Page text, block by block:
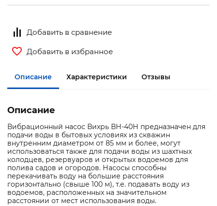
Добавить в сравнение
Добавить в избранное
Описание Характеристики Отзывы
Описание
Вибрационный насос Вихрь ВН-40Н предназначен для
подачи воды в бытовых условиях из скважин
внутренним диаметром от 85 мм и более, могут
использоваться также для подачи воды из шахтных
колодцев, резервуаров и открытых водоемов для
полива садов и огородов. Насосы способны
перекачивать воду на большие расстояния
горизонтально (свыше 100 м), т.е. подавать воду из
водоемов, расположенных на значительном
расстоянии от мест использования воды.